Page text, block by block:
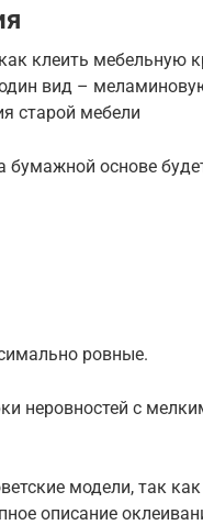
клеить мебельную
вид –
старой мебели
бумажной основе
ровные.
неровностей с
модели, так
описание